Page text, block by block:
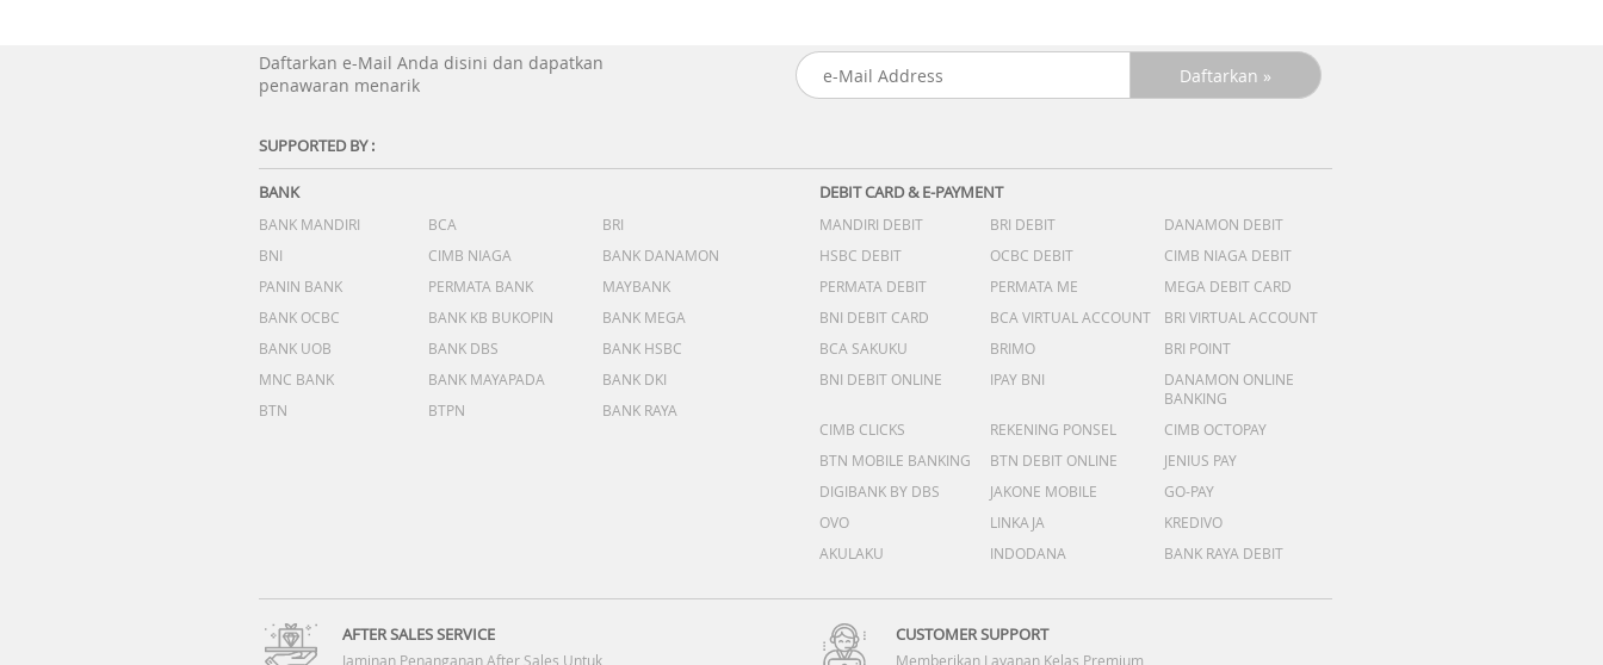
Daftarkan e-Mail Anda disini dan dapatkan
penawaran menarik
SUPPORTED BY :
BANK
BANK MANDIRI BCA
BRI
BNI
CIMB NIAGA
BANK DANAMON
PANIN BANK
PERMATA BANK
MAYBANK
BANK OCBC
BANK KB BUKOPIN
BANK MEGA
BANK UOB
BANK DBS
BANK HSBC
MNC BANK
BANK MAYAPADA
BANK DKI
BTN
BTPN BANK RAYA
DEBIT CARD & E-PAYMENT
MANDIRI DEBIT BRI DEBIT
DANAMON DEBIT
HSBC DEBIT
OCBC DEBIT
CIMB NIAGA DEBIT
PERMATA DEBIT
PERMATA ME
MEGA DEBIT CARD
BNI DEBIT CARD
BCA VIRTUAL ACCOUNT
BRI VIRTUAL ACCOUNT
BCA SAKUKU
BRIMO
BRI POINT
BNI DEBIT ONLINE
IPAY BNI
DANAMON ONLINE
BANKING
CIMB CLICKS
REKENING PONSEL
CIMB OCTOPAY
BTN MOBILE BANKING
BTN DEBIT ONLINE
JENIUS PAY
DIGIBANK BY DBS
JAKONE MOBILE
GO-PAY
OVO
LINKAJA
KREDIVO
AKULAKU
INDODANA BANK RAYA DEBIT
AFTER SALES SERVICE
Jaminan Penanganan After Sales Untuk
CUSTOMER SUPPORT
Memberikan Layanan Kelas Premium